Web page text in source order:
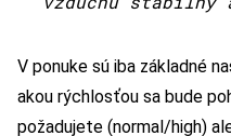
V ponuke sú iba základné
akou rýchlosťou sa bude
požadujete (normal/high)